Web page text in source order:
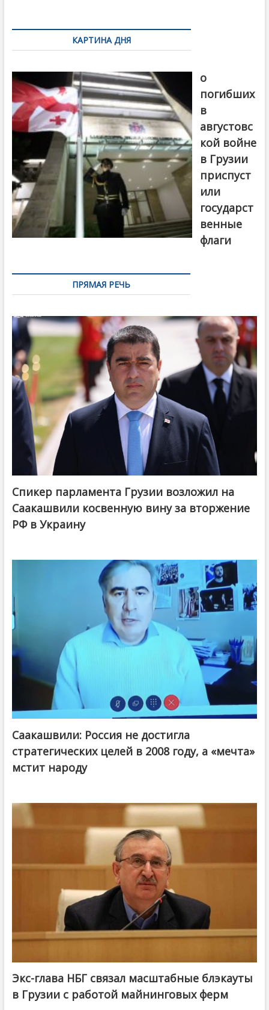
по
записямКАРТИНА ДНЯ
о
погибших
в
августовс
кой войне
в Грузии
приспуст
или
государст
венные
флаги
ПРЯМАЯ РЕЧЬ
Спикер парламента Грузии возложил на
Саакашвили косвенную вину за вторжение
РФ в Украину
Саакашвили: Россия не достигла
стратегических целей в 2008 году, а «мечта»
мстит народу
Экс-глава НБГ связал масштабные блэкауты
в Грузии с работой майнинговых ферм